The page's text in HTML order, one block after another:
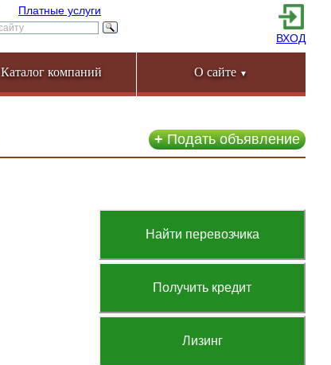
Платные услуги
ВХОД
Каталог компаний О сайте ▼
+Подать объявление
Найти перевозчика
Получить кредит
Лизинг